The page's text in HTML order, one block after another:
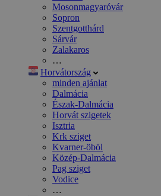
Mosonmagyaróvár
Sopron
Szentgotthárd
Sárvár
Zalakaros
…
Horvátország
minden ajánlat
Dalmácia
Észak-Dalmácia
Horvát szigetek
Isztria
Krk sziget
Kvarner-öböl
Közép-Dalmácia
Pag sziget
Vodice
…